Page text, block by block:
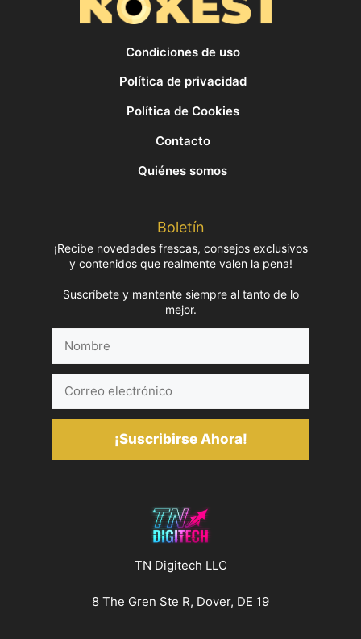
Condiciones de uso
Política de privacidad
Política de Cookies
Contacto
Quiénes somos
Boletín
¡Recibe novedades frescas, consejos exclusivos
y contenidos que realmente valen la pena!
Suscríbete y mantente siempre al tanto de lo
mejor.
electrónico
¡Suscribirse Ahora!
TN Digitech LLC
8 The Gren Ste R, Dover, DE 19